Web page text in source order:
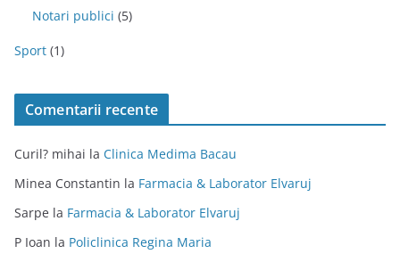
Notari publici (5)
Sport (1)
Comentarii recente
Curil? mihai la Clinica Medima Bacau
Minea Constantin la Farmacia & Laborator Elvaruj
Sarpe la Farmacia & Laborator Elvaruj
P Ioan la Policlinica Regina Maria